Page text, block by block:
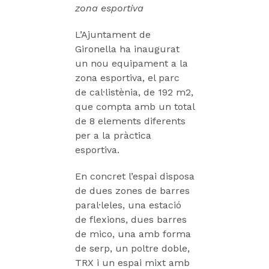
zona esportiva
L’Ajuntament de
Gironella ha inaugurat
un nou equipament a la
zona esportiva, el parc
de cal·listènia, de 192 m2,
que compta amb un total
de 8 elements diferents
per a la pràctica
esportiva.
En concret l’espai disposa
de dues zones de barres
paral·leles, una estació
de flexions, dues barres
de mico, una amb forma
de serp, un poltre doble,
TRX i un espai mixt amb